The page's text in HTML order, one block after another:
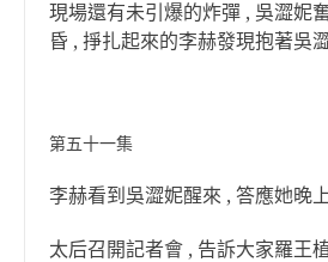
現場還有未引爆的炸彈 , 吳澀妮
昏 , 掙扎起來的李赫發現抱著吳
第五十一集
李赫看到吳澀妮醒來 , 答應她晚
太后召開記者會 , 告訴大家羅王